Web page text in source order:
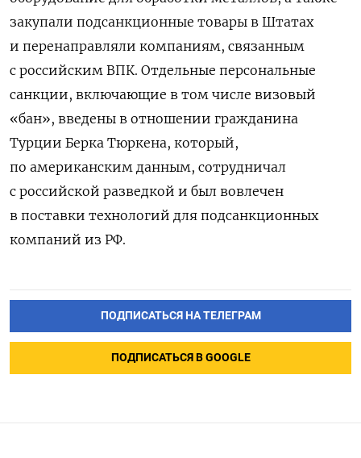
закупали подсанкционные товары в Штатах
и перенаправляли компаниям, связанным
с российским ВПК. Отдельные персональные
санкции, включающие в том числе визовый
«бан», введены в отношении гражданина
Турции Берка Тюркена, который,
по американским данным, сотрудничал
с российской разведкой и был вовлечен
в поставки технологий для подсанкционных
компаний из РФ.
ПОДПИСАТЬСЯ НА ТЕЛЕГРАМ
ПОДПИСАТЬСЯ В GOOGLE